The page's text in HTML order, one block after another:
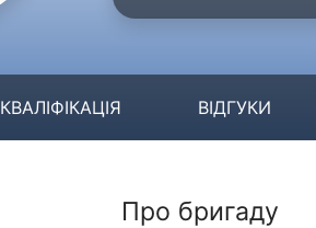
КВАЛІФІКАЦІЯ ВІДГУКИ
Про бригаду